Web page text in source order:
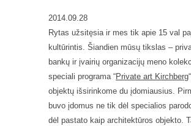
2014.09.28
Rytas užsitęsia ir mes tik apie 15 val
kultūrintis. Šiandien mūsų tikslas –
bankų ir įvairių organizacijų meno
speciali programa “Private art Kirchberg
objektų išsirinkome du įdomiausius.
buvo įdomus ne tik dėl specialios
dėl pastato kaip architektūros objekto.